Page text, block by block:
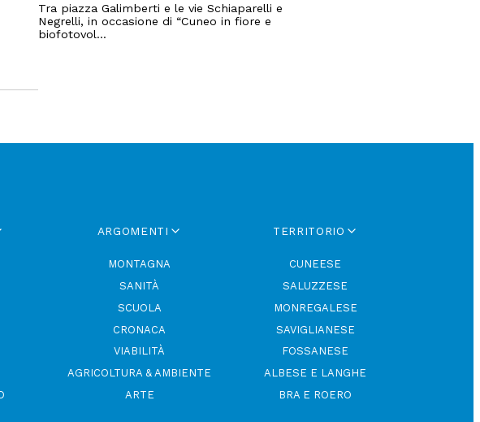
Tra piazza Galimberti e le vie Schiaparelli e
Negrelli, in occasione di “Cuneo in fiore e
biofotovol...
ARGOMENTI
MONTAGNA
SANITÀ
SCUOLA
CRONACA
VIABILITÀ
AGRICOLTURA & AMBIENTE
ARTE
TERRITORIO
CUNEESE
SALUZZESE
MONREGALESE
SAVIGLIANESE
FOSSANESE
ALBESE E LANGHE
BRA E ROERO